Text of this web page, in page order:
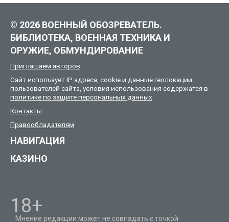
© 2026 ВОЕННЫЙ ОБОЗРЕВАТЕЛЬ.
БИБЛИОТЕКА, ВОЕННАЯ ТЕХНИКА И
ОРУЖИЕ, ОБМУНДИРОВАНИЕ
Приглашаем авторов
Сайт использует IP адреса, cookie и данные геолокации
пользователей сайта, условия использования содержатся в
политике по защите персональных данных.
Контакты
Правообладателям
НАВИГАЦИЯ
КАЗИНО
18+
Мнение редакции может не совпадать с точкой